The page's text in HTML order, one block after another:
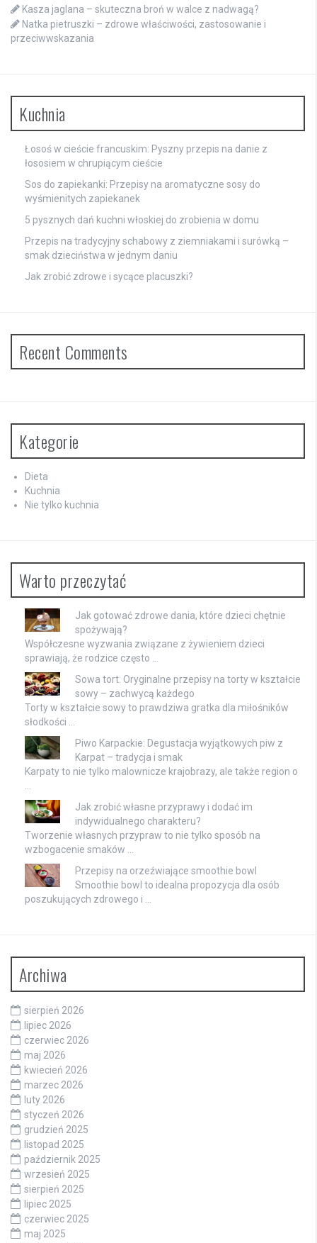
Kasza jaglana – skuteczna broń w walce z nadwagą?
Natka pietruszki – zdrowe właściwości, zastosowanie i
przeciwwskazania
Kuchnia
Łosoś w cieście francuskim: Pyszny przepis na danie z
łososiem w chrupiącym cieście
Sos do zapiekanki: Przepisy na aromatyczne sosy do
wyśmienitych zapiekanek
5 pysznych dań kuchni włoskiej do zrobienia w domu
Przepis na tradycyjny schabowy z ziemniakami i surówką –
smak dzieciństwa w jednym daniu
Jak zrobić zdrowe i sycące placuszki?
Recent Comments
Kategorie
Dieta
Kuchnia
Nie tylko kuchnia
Warto przeczytać
Jak gotować zdrowe dania, które dzieci chętnie
spożywają?
Współczesne wyzwania związane z żywieniem dzieci
sprawiają, że rodzice często …
Sowa tort: Oryginalne przepisy na torty w kształcie
sowy – zachwycą każdego
Torty w kształcie sowy to prawdziwa gratka dla miłośników
słodkości …
Piwo Karpackie: Degustacja wyjątkowych piw z
Karpat – tradycja i smak
Karpaty to nie tylko malownicze krajobrazy, ale także region o
Jak zrobić własne przyprawy i dodać im
indywidualnego charakteru?
Tworzenie własnych przypraw to nie tylko sposób na
wzbogacenie smaków …
Przepisy na orzeźwiające smoothie bowl
Smoothie bowl to idealna propozycja dla osób
poszukujących zdrowego i …
Archiwa
sierpień 2026
lipiec 2026
czerwiec 2026
maj 2026
kwiecień 2026
marzec 2026
luty 2026
styczeń 2026
grudzień 2025
listopad 2025
październik 2025
wrzesień 2025
sierpień 2025
lipiec 2025
czerwiec 2025
maj 2025